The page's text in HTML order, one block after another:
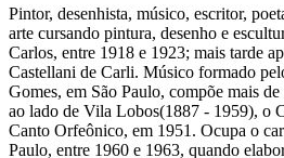
Pintor, desenhista, músico, escritor,
arte cursando pintura, desenho e
Carlos, entre 1918 e 1923; mais tarde
Castellani de Carli. Músico formado
Gomes, em São Paulo, compõe mais
ao lado de Vila Lobos(1887 - 1959), o
Canto Orfeônico, em 1951. Ocupa o
Paulo, entre 1960 e 1963, quando